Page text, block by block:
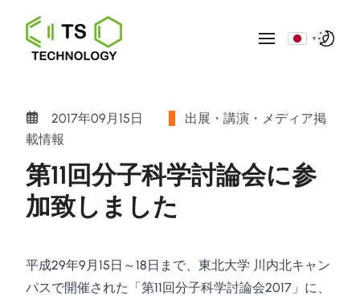
▼
2017年09月15日
出展・講演・メディア掲
載情報
第11回分子科学討論会に参
加致しました
平成29年9月15日～18日まで、東北大学 川内北キャン
パスで開催された「第11回分子科学討論会2017」に、